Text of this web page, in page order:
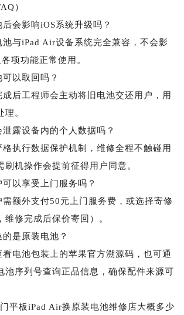
）
会影响iOS系统升级吗？
与iPad Air设备系统完全兼容，不会影
项功能正常使用。
以取回吗？
后工程师会主动将旧电池交还用户，用
理。
露设备内的个人数据吗？
执行数据保护机制，维修全程不触碰用
刷机操作会提前征得用户同意。
以享受上门服务吗？
额外支付50元上门服务费，或选择寄修
维修完成后保价寄回）。
是原装电池？
电池包装上的苹果官方溯源码，也可通
池序列号查询正品信息，确保配件来源可
平板iPad Air换原装电池维修店大概多少